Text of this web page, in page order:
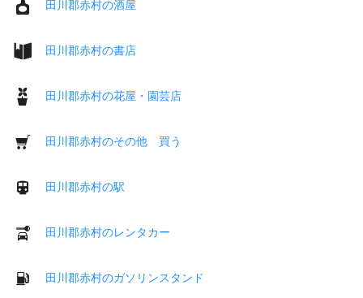
田川郡赤村の酒屋
田川郡赤村の書店
田川郡赤村の花屋・園芸店
田川郡赤村のその他 買う
田川郡赤村の駅
田川郡赤村のレンタカー
田川郡赤村のガソリンスタンド